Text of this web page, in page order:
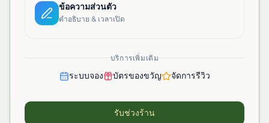
ข้อความส่วนตัว
คำอธิบาย & เวลาเปิด
บริการเพิ่มเติม
ระบบจอง บัตรของขวัญ จัดการรีวิว
รับช่วงร้าน